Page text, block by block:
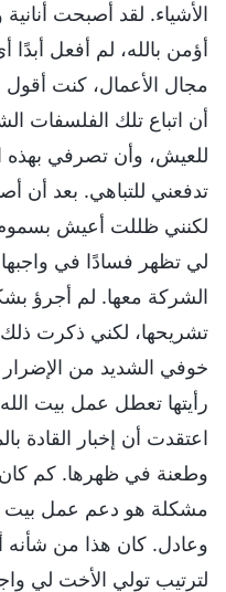
الأشياء. لقد أصبحت
أؤمن بالله، لم أفعل
مجال الأعمال، كنت
أن اتباع تلك الفلسفات
للعيش، وأن تصرفي بهذه
تدفعني للتباهي. بعد أن
لكنني ظللت أعيش
لي تظهر فسادًا في
الشركة معها. لم أجرؤ
تشريحها، لكني ذكرت
خوفي الشديد من الإضرار
رأيتها تعطل عمل بيت
اعتقدت أن إخبار القادة
وطعنة في ظهرها. كم كان
مشكلة هو دعم عمل بيت
وعادل. كان هذا من شأنه
لترتيب تولي الأخت لي